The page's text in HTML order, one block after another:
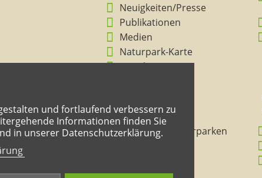
und fortlaufend verbessern zu
Informationen finden Sie
in unserer Datenschutzerklärung.
Neuigkeiten/Presse
Publikationen
Medien
Naturpark-Karte
Ansichten
verstehen
BNE in den Naturparken
Rheinland-Pfalz
Mitmachheft